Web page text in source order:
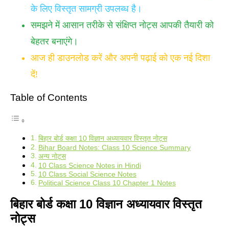
के लिए विस्तृत सामग्री उपलब्ध है।
समझने में आसान तरीके से संक्षिप्त नोट्स आपकी तैयारी को
बेहतर बनाएंगे।
आज ही डाउनलोड करें और अपनी पढ़ाई को एक नई दिशा
दें!
Table of Contents
बिहार बोर्ड कक्षा 10 विज्ञान अध्यायवार विस्तृत नोट्स
Bihar Board Notes: Class 10 Science Summary
अन्य नोट्स
10 Class Science Notes in Hindi
10 Class Social Science Notes
Political Science Class 10 Chapter 1 Notes
बिहार बोर्ड कक्षा 10 विज्ञान अध्यायवार विस्तृत
नोट्स